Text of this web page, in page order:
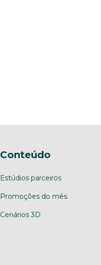
Conteúdo
Estúdios parceiros
Promoções do mês
Cenários 3D